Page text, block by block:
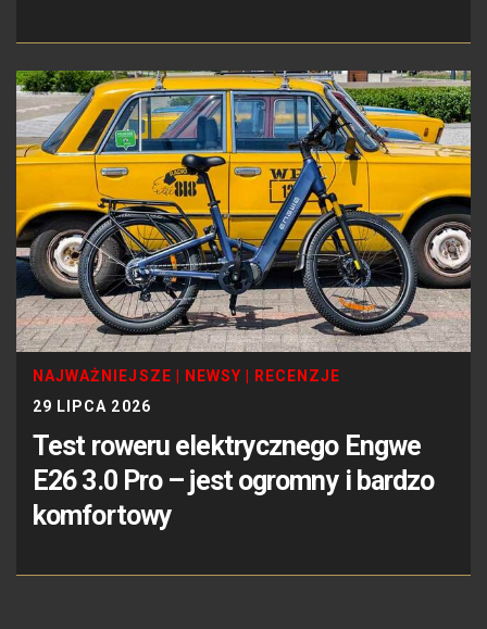
NAJWAŻNIEJSZE NEWSY
RECENZJE
29 LIPCA 2026
Test roweru elektrycznego Engwe
E26 3.0 Pro – jest ogromny i bardzo
komfortowy